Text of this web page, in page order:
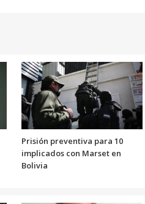
Prisión preventiva para 10
implicados con Marset en
Bolivia